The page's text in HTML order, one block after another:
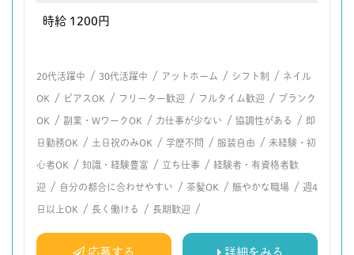
時給 1200円
20代活躍中 / 30代活躍中 / アットホーム / シフト制 / ネイル
OK / ピアスOK / フリーター歓迎 / フルタイム歓迎 / ブランク
OK / 副業・WワークOK / 力仕事が少ない / 協調性がある / 即
日勤務OK / 土日祝のみOK / 学歴不問 / 服装自由 / 未経験・初
心者OK / 知識・経験豊富 / 立ち仕事 / 経験者・有資格者歓
迎 / 自分の都合に合わせやすい / 茶髪OK / 賑やかな職場 / 週4
日以上OK / 長く働ける / 長期歓迎 /
応募する 詳細をみる